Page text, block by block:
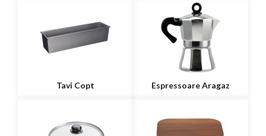
Tavi Copt Espressoare Aragaz